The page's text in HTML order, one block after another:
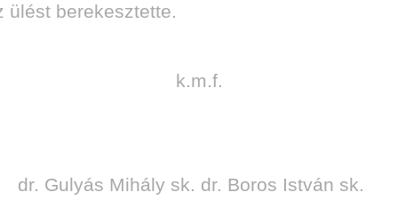
ülést berekesztette.
k.m.f.
dr. Gulyás Mihály sk. dr. Boros István sk.